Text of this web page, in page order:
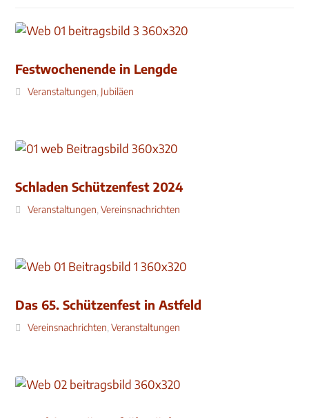
Festwochenende in Lengde
Veranstaltungen, Jubiläen
Schladen Schützenfest 2024
Veranstaltungen,Vereinsnachrichten
Das 65. Schützenfest in Astfeld
Vereinsnachrichten,Veranstaltungen